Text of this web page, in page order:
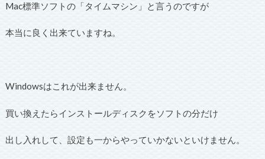
Mac標準ソフトの「タイムマシン」と言うのですが
本当に良く出来ていますね。
Windowsはこれが出来ません。
買い換えたらインストールディスクをソフトの分だけ
出し入れして、設定も一からやっていかないといけません。